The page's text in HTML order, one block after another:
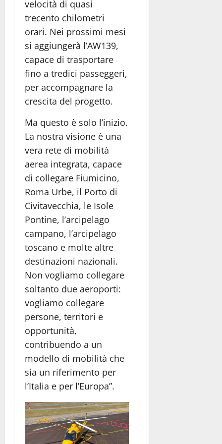
velocità di quasi
trecento chilometri
orari. Nei prossimi mesi
si aggiungerà l’AW139,
capace di trasportare
fino a tredici passeggeri,
per accompagnare la
crescita del progetto.
Ma questo è solo l’inizio.
La nostra visione è una
vera rete di mobilità
aerea integrata, capace
di collegare Fiumicino,
Roma Urbe, il Porto di
Civitavecchia, le Isole
Pontine, l’arcipelago
campano, l’arcipelago
toscano e molte altre
destinazioni nazionali.
Non vogliamo collegare
soltanto due aeroporti:
vogliamo collegare
persone, territori e
opportunità,
contribuendo a un
modello di mobilità che
sia un riferimento per
l’Italia e per l’Europa”.